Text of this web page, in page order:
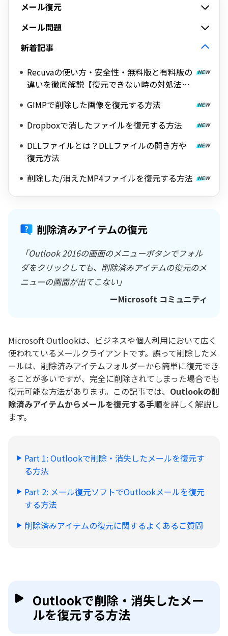
メール復元
メール問題
新着記事
Recuvaの使い方・安全性・無料版と有料版の
違いを徹底解説【復元できない時の対処法
GIMPで削除した画像を復元する方法
Dropboxで消したファイルを復元する方法
DLLファイルとは？DLLファイルの開き方や
復元方法
削除した/消えたMP4ファイルを復元する方法
削除済みアイテムの復元
「Outlook 2016の画面のメニューボタンでフォル
ダをクリックしても、削除済みアイテムの復元のメ
ニューの画面が出てこない」
ーMicrosoft コミュニティ
Microsoft Outlookは、ビジネスや個人利用において広く
使われているメールクライアントです。誤って削除したメ
ールは、削除済みアイテムフォルダーから簡単に復元でき
ることが多いですが、完全に削除されてしまった場合でも
復元可能な方法があります。この記事では、 Outlookの削
除済みアイテムからメールを復元する手順を詳しく解説し
ます。
Part 1: Outlookで削除・消失したメールを復元す
る方法
Part 2: メール復元ソフトでOutlookメールを復元
する方法
削除済みアイテムの復元に関するよくあるご質問
Outlookで削除・消失したメー
ルを復元する方法